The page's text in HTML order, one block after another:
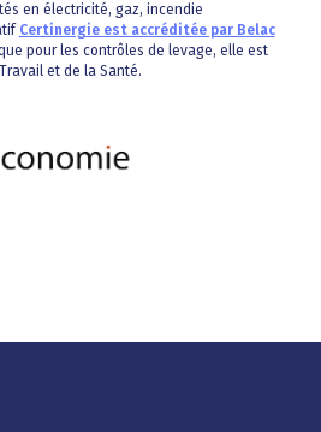
en électricité, gaz, incendie
Certinergie est accréditée par Belac
pour les contrôles de levage, elle est
et de la Santé.